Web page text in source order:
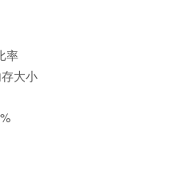
率
大小